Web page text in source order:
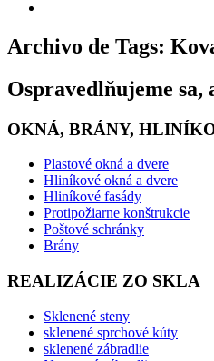
Archivo de Tags:
Ospravedlňujeme sa,
OKNÁ, BRÁNY,
Plastové okná a dvere
Hliníkové okná a dvere
Hliníkové fasády
Protipožiarne konštrukcie
Poštové schránky
Brány
REALIZÁCIE ZO SKLA
Sklenené steny
sklenené sprchové kúty
sklenené zábradlie